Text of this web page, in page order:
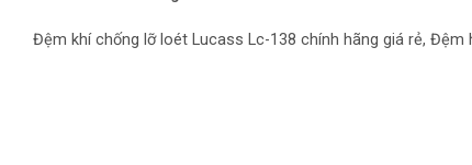
Đệm khí chống lỡ loét Lucass Lc-138 chính hãng giá rẻ,